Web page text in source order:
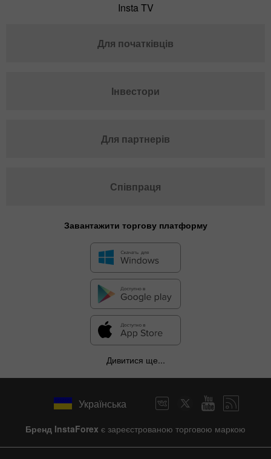
Insta TV
Для початківців
Інвестори
Для партнерів
Співпраця
Завантажити торгову платформу
Дивитися ще...
Українська
Бренд InstaForex є зареєстрованою торговою маркою